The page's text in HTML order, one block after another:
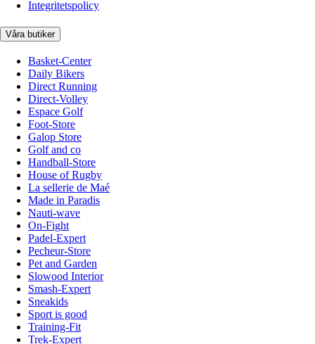
Integritetspolicy
Våra butiker
Basket-Center
Daily Bikers
Direct Running
Direct-Volley
Espace Golf
Foot-Store
Galop Store
Golf and co
Handball-Store
House of Rugby
La sellerie de Maé
Made in Paradis
Nauti-wave
On-Fight
Padel-Expert
Pecheur-Store
Pet and Garden
Slowood Interior
Smash-Expert
Sneakids
Sport is good
Training-Fit
Trek-Expert